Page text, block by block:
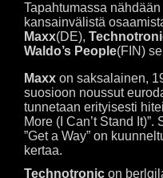
Tapahtumassa
kansainvälistä
Maxx(DE),
Waldo’s People(FIN)
Maxx on saksalainen,
suosioon noussut
tunnetaan erityisesti
More (I Can’t Stand
”Get a Way” on
kertaa.
Technotronic on